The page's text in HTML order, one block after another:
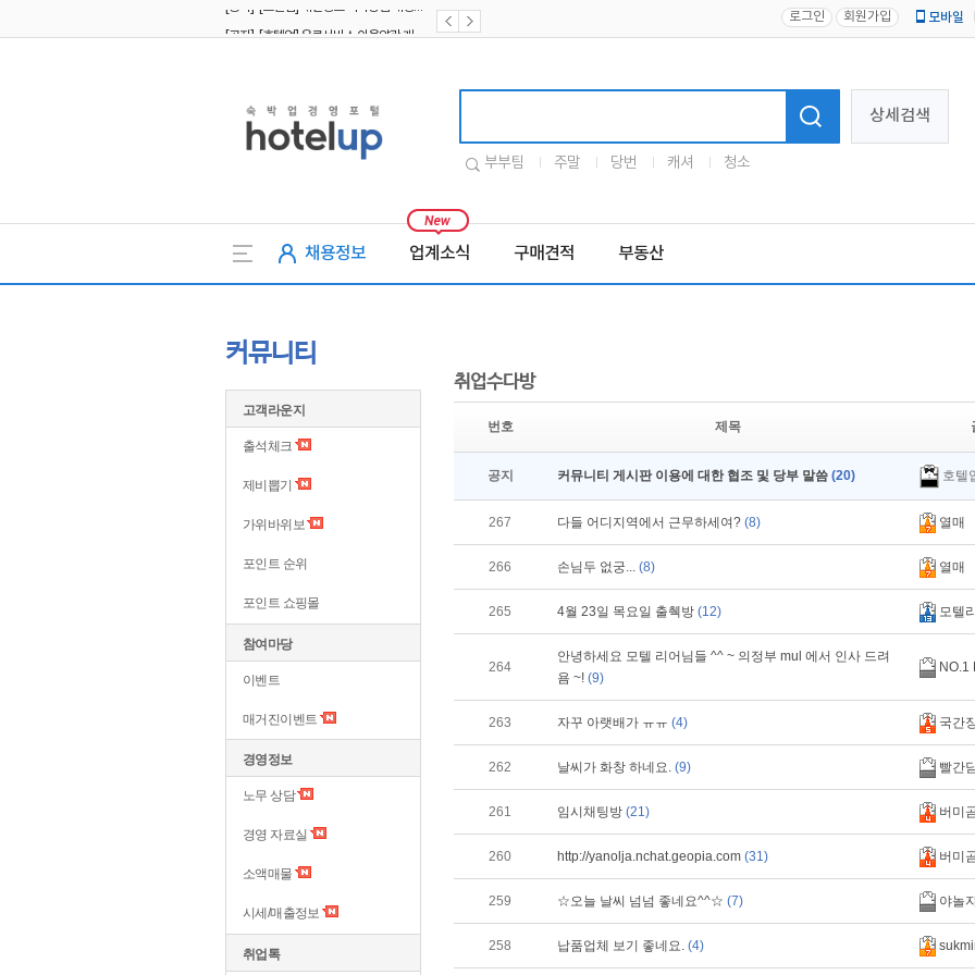
로그인 회원가입 모바일
상세검색
부부팀 주말 당번 캐셔 청소
채용정보 업계소식 구매견적 부동산
커뮤니티
고객라운지
출석체크
제비뽑기
가위바위보
포인트 순위
포인트 쇼핑몰
참여마당
이벤트
매거진이벤트
경영정보
노무 상담
경영 자료실
소액매물
시세/매출정보
취업톡
취업수다방
번호 제목
공지 커뮤니티 게시판 이용에 대한 협조 및 당부 말씀 (20) 호텔
267 다들 어디지역에서 근무하세여? (8) 열매
266 손님두 없궁... (8) 열매
265 4월 23일 목요일 출췍방 (12) 모텔
264
안녕하세요 모텔 리어님들 ^^ ~ 의정부 mul 에서 인사 드려
욤 ~! (9)
NO.1
263 자꾸 아랫배가 ㅠㅠ (4) 국간
262 날씨가 화창 하네요. (9) 빨간
261 임시채팅방 (21) 버미
260 http://yanolja.nchat.geopia.com (31) 버미
259 ☆오늘 날씨 넘넘 좋네요^^☆ (7) 야놀
258 납품업체 보기 좋네요. (4)